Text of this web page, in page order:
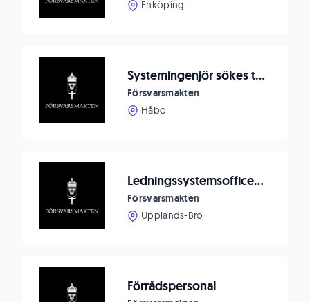
Enköping
Systemingenjör sökes till F 16 Bålsta
Försvarsmakten
Håbo
Ledningssystemsofficer sökes till F 16 Bålsta
Försvarsmakten
Upplands-Bro
Förrådspersonal